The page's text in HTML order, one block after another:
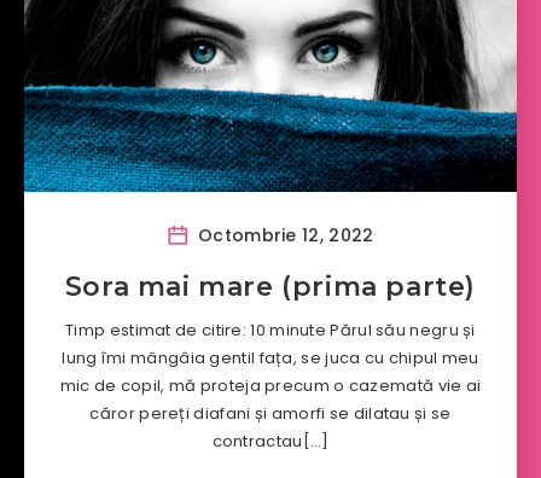
Octombrie 12, 2022
Sora mai mare (prima parte)
Timp estimat de citire: 10 minute Părul său negru și
lung îmi mângâia gentil fața, se juca cu chipul meu
mic de copil, mă proteja precum o cazemată vie ai
căror pereți diafani și amorfi se dilatau și se
contractau[…]